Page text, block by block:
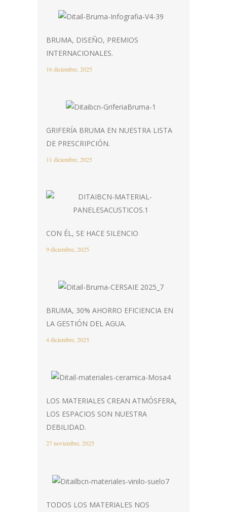
BRUMA, DISEÑO, PREMIOS
INTERNACIONALES.
16 diciembre, 2025
GRIFERÍA BRUMA EN NUESTRA LISTA
DE PRESCRIPCIÓN.
11 diciembre, 2025
CON ÉL, SE HACE SILENCIO
9 diciembre, 2025
BRUMA, 30% AHORRO EFICIENCIA EN
LA GESTIÓN DEL AGUA.
4 diciembre, 2025
LOS MATERIALES CREAN ATMÓSFERA,
LOS ESPACIOS SON NUESTRA
DEBILIDAD.
27 noviembre, 2025
TODOS LOS MATERIALES NOS